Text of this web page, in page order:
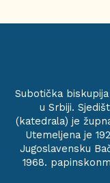
Subotička
u Srbiji.
(katedrala) je
Utemeljena je
Jugoslavensku
1968.